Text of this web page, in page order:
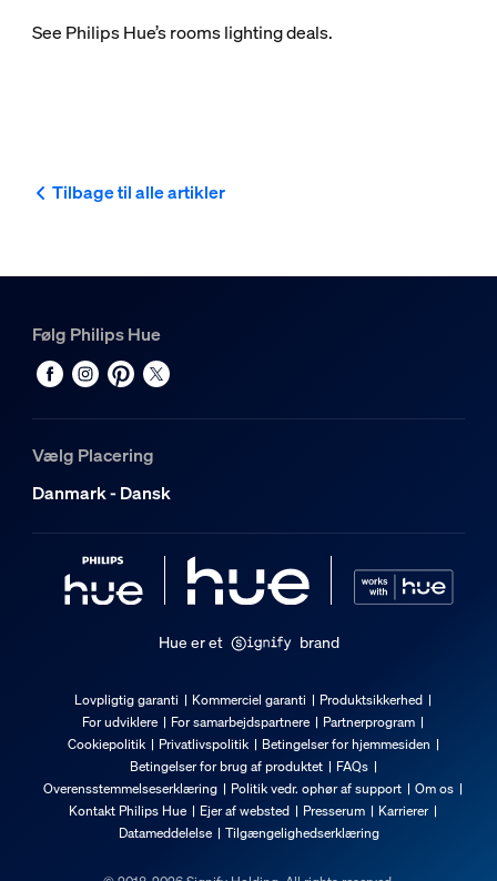
See Philips Hue’s rooms lighting deals.
Tilbage til alle artikler
Følg Philips Hue
Vælg Placering
Danmark - Dansk
Hue er et brand
Lovpligtig garanti Kommerciel garanti
Produktsikkerhed
For udviklere
For samarbejdspartnere
Partnerprogram
Cookiepolitik
Privatlivspolitik
Betingelser for hjemmesiden
Betingelser for brug af produktet
FAQs
Overensstemmelseserklæring
Politik vedr. ophør af support
Om os
Kontakt Philips Hue
Ejer af websted Presserum
Karrierer
Datameddelelse
Tilgængelighedserklæring